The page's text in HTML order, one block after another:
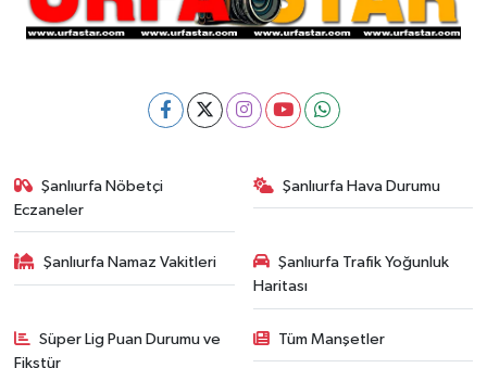
Şanlıurfa Nöbetçi
Eczaneler
Şanlıurfa Hava Durumu
Şanlıurfa Namaz Vakitleri
Şanlıurfa Trafik Yoğunluk
Haritası
Süper Lig Puan Durumu ve
Fikstür
Tüm Manşetler